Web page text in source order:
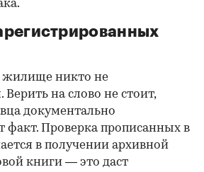
жилище никто не
Верить на слово не стоит,
документально
факт. Проверка прописанных в
в получении архивной
книги — это даст